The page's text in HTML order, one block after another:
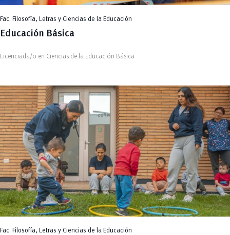
Fac. Filosofía, Letras y Ciencias de la Educación
Educación Básica
Licenciada/o en Ciencias de la Educación Básica
Fac. Filosofía, Letras y Ciencias de la Educación